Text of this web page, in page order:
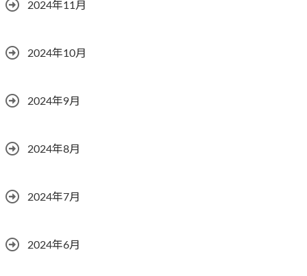
2024年11月
2024年10月
2024年9月
2024年8月
2024年7月
2024年6月